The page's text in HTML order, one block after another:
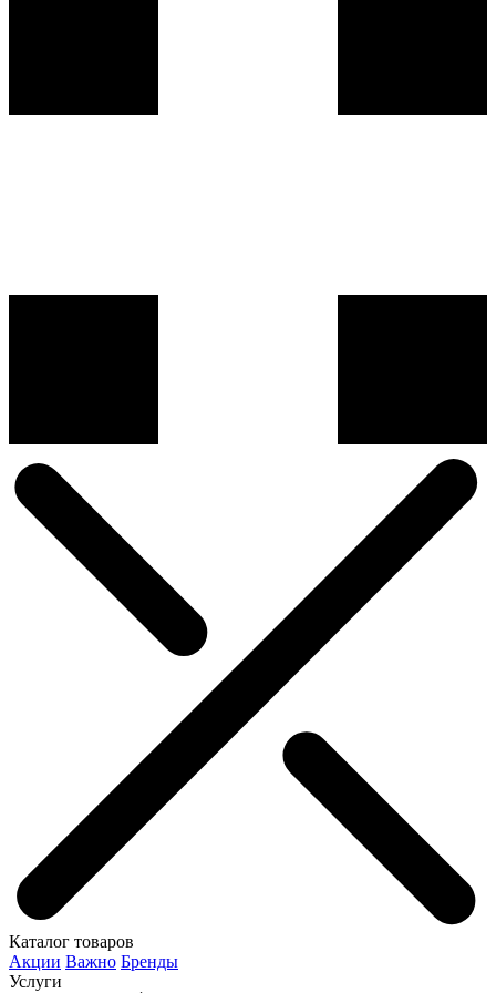
Каталог товаров
Акции Важно Бренды
Услуги